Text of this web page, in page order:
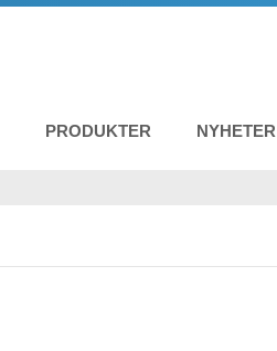
PRODUKTER NYHETER